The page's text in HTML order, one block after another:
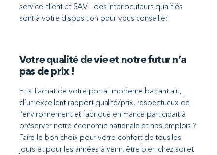
service client et SAV : des interlocuteurs qualifiés
sont à votre disposition pour vous conseiller.
Votre qualité de vie et notre futur n’a
pas de prix !
Et si l’achat de votre portail moderne battant alu,
d’un excellent rapport qualité/prix, respectueux de
l’environnement et fabriqué en France participait à
préserver notre économie nationale et nos emplois ?
Faire le bon choix pour votre confort de tous les
jours et pour les années à venir, être bien chez soi et